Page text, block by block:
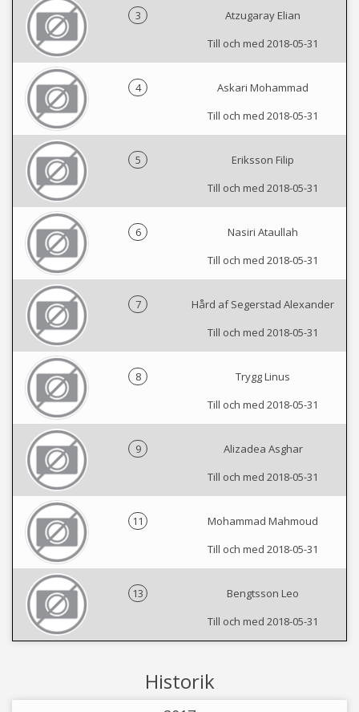
3
Atzugaray Elian
Till och med 2018-05-31
4
Askari Mohammad
Till och med 2018-05-31
5
Eriksson Filip
Till och med 2018-05-31
6
Nasiri Ataullah
Till och med 2018-05-31
7
Hård af Segerstad Alexander
Till och med 2018-05-31
8
Trygg Linus
Till och med 2018-05-31
9
Alizadea Asghar
Till och med 2018-05-31
11
Mohammad Mahmoud
Till och med 2018-05-31
13
Bengtsson Leo
Till och med 2018-05-31
Historik